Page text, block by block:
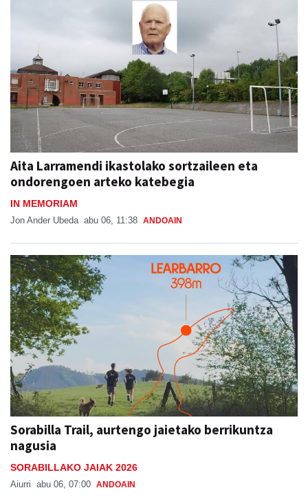
Aita Larramendi ikastolako sortzaileen eta
ondorengoen arteko katebegia
IN MEMORIAM
Jon Ander Ubeda abu 06, 11:38 ANDOAIN
Sorabilla Trail, aurtengo jaietako berrikuntza
nagusia
SORABILLAKO JAIAK 2026
Aiurri abu 06, 07:00 ANDOAIN